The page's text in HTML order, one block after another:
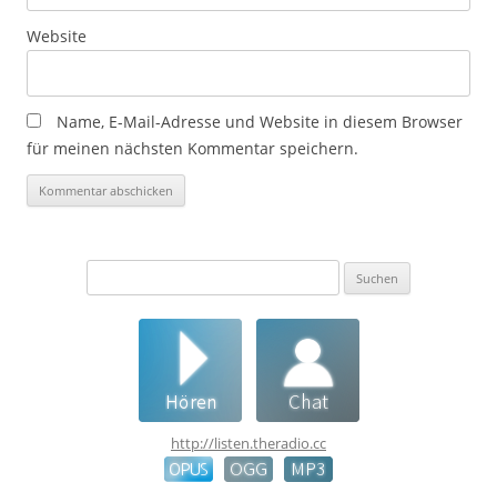
Website
Name, E-Mail-Adresse und Website in diesem Browser
für meinen nächsten Kommentar speichern.
http://listen.theradio.cc